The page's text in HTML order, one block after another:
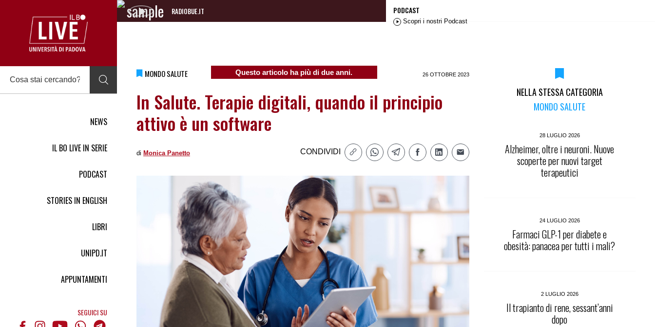
NEWS
IL BO LIVE IN SERIE
PODCAST
STORIES IN ENGLISH
LIBRI
UNIPD.IT
APPUNTAMENTI
SEGUICI SU
RADIOBUE.IT
Audio
PODCAST
Scopri i nostri Podcast
MONDO SALUTE Questo articolo ha più di due anni. 26 OTTOBRE 2023
In Salute. Terapie digitali, quando il principio
attivo è un software
di Monica Panetto CONDIVIDI
NELLA STESSA CATEGORIA
MONDO SALUTE
28 LUGLIO 2026
Alzheimer, oltre i neuroni. Nuove
scoperte per nuovi target
terapeutici
24 LUGLIO 2026
Farmaci GLP-1 per diabete e
obesità: panacea per tutti i mali?
2 LUGLIO 2026
Il trapianto di rene, sessant’anni
dopo